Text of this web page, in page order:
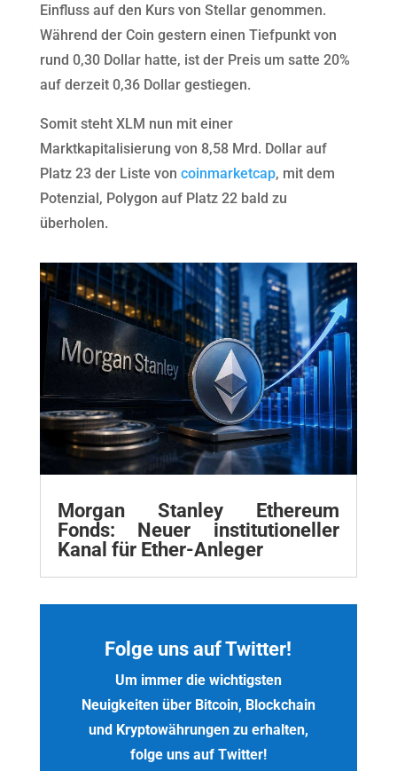
Einfluss auf den Kurs von Stellar genommen.
Während der Coin gestern einen Tiefpunkt von
rund 0,30 Dollar hatte, ist der Preis um satte 20%
auf derzeit 0,36 Dollar gestiegen.
Somit steht XLM nun mit einer
Marktkapitalisierung von 8,58 Mrd. Dollar auf
Platz 23 der Liste von coinmarketcap, mit dem
Potenzial, Polygon auf Platz 22 bald zu
überholen.
Morgan Stanley Ethereum
Fonds: Neuer institutioneller
Kanal für Ether-Anleger
Folge uns auf Twitter!
Um immer die wichtigsten
Neuigkeiten über Bitcoin, Blockchain
und Kryptowährungen zu erhalten,
folge uns auf Twitter!